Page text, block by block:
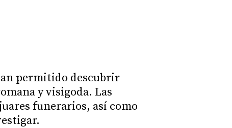
permitido descubrir
y visigoda. Las
funerarios, así como